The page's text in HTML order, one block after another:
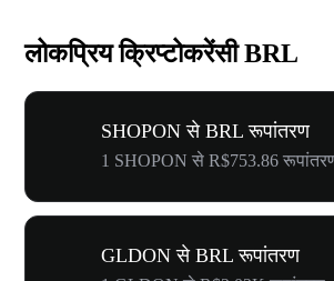
लोकप्रिय क्रिप्टोकरेंसी BRL
SHOPON से BRL रूपांतरण
1 SHOPON से R$753.86
GLDON से BRL रूपांतरण